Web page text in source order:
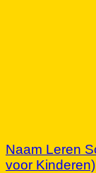
Naam Leren
voor Kinderen)